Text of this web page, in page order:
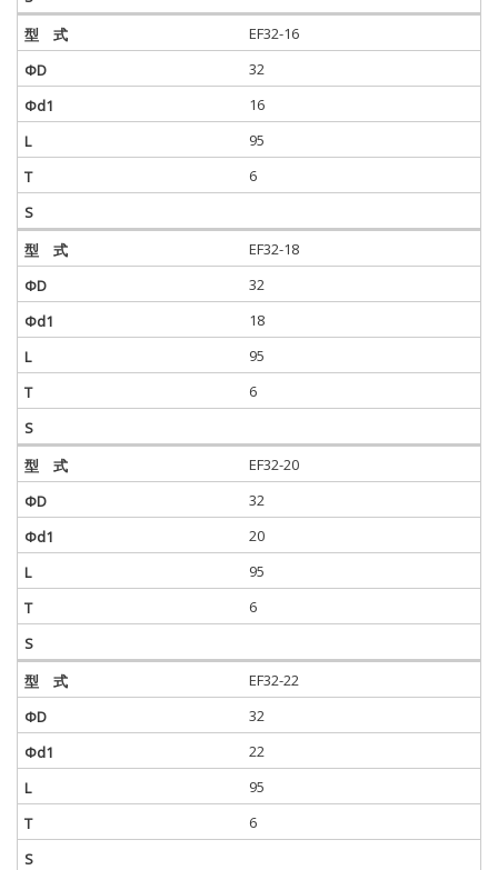
EF32-16
32
16
95
6
EF32-18
32
18
95
6
EF32-20
32
20
95
6
EF32-22
32
22
95
6